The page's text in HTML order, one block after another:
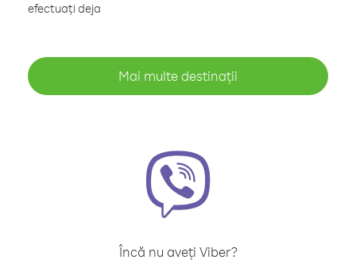
efectuați deja
Mai multe destinații
Încă nu aveți Viber?